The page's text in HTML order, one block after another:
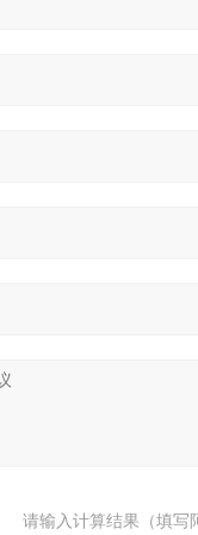
请输入计算结果（填写